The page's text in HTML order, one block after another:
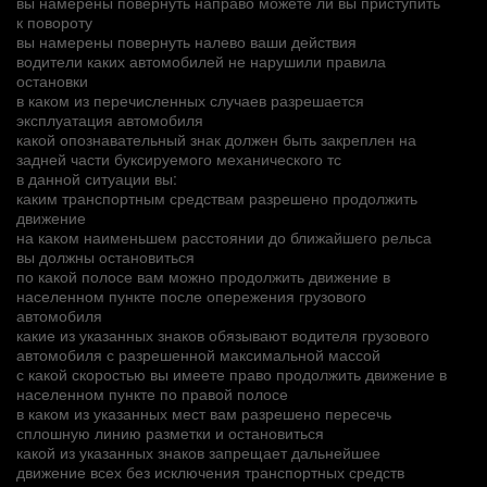
к повороту
вы намерены повернуть налево ваши действия
водители каких автомобилей не нарушили правила
остановки
в каком из перечисленных случаев разрешается
эксплуатация автомобиля
какой опознавательный знак должен быть закреплен на
задней части буксируемого механического тс
в данной ситуации вы:
каким транспортным средствам разрешено продолжить
движение
на каком наименьшем расстоянии до ближайшего рельса
вы должны остановиться
по какой полосе вам можно продолжить движение в
населенном пункте после опережения грузового
автомобиля
какие из указанных знаков обязывают водителя грузового
автомобиля с разрешенной максимальной массой
с какой скоростью вы имеете право продолжить движение в
населенном пункте по правой полосе
в каком из указанных мест вам разрешено пересечь
сплошную линию разметки и остановиться
какой из указанных знаков запрещает дальнейшее
движение всех без исключения транспортных средств